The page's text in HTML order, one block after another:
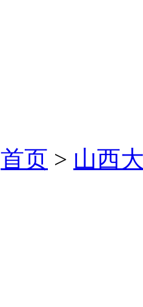
首页 > 山西